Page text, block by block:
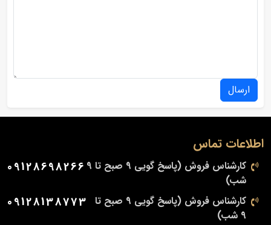
ارسال
اطلاعات تماس
کارشناس فروش (پاسخ گویی 9 صبح تا 9
شب)
09128698266
کارشناس فروش (پاسخ گویی 9 صبح تا
9 شب)
09128138773